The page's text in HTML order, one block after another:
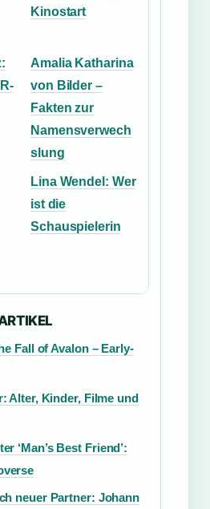
Kinostart
Amalia Katharina
von Bilder –
Fakten zur
Namensverwech
slung
Lina Wendel: Wer
ist die
Schauspielerin
Fall of Avalon – Early-
Alter, Kinder, Filme und
‘Man’s Best Friend’:
neuer Partner: Johann